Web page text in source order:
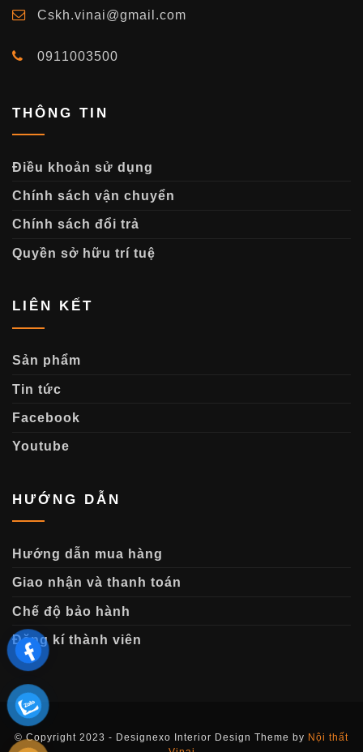
Cskh.vinai@gmail.com
0911003500
THÔNG TIN
Điều khoản sử dụng
Chính sách vận chuyển
Chính sách đổi trả
Quyền sở hữu trí tuệ
LIÊN KẾT
Sản phẩm
Tin tức
Facebook
Youtube
HƯỚNG DẪN
Hướng dẫn mua hàng
Giao nhận và thanh toán
Chế độ bảo hành
Đăng kí thành viên
© Copyright 2023 - Designexo Interior Design Theme by Nội thất